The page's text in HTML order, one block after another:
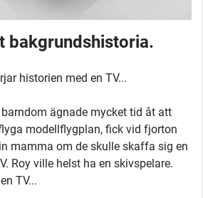
bakgrundshistoria.
historien med en TV...
ägnade mycket tid åt att
modellflygplan, fick vid fjorton
mamma om de skulle skaffa sig en
Roy ville helst ha en skivspelare.
TV...